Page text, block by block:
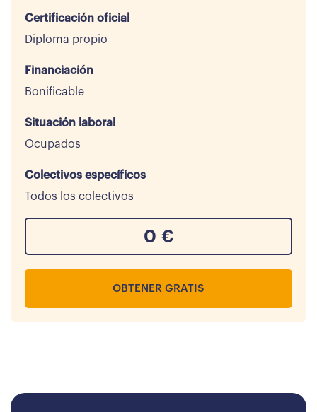
Certificación oficial
Diploma propio
Financiación
Bonificable
Situación laboral
Ocupados
Colectivos específicos
Todos los colectivos
0 €
OBTENER GRATIS